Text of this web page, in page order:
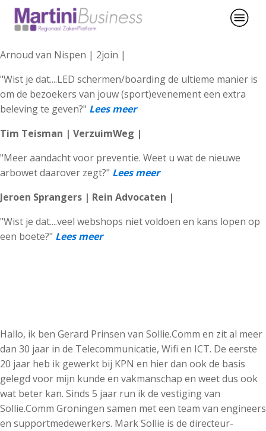
Arnoud van Nispen | 2join |
"Wist je dat....LED schermen/boarding de ultieme manier is
om de bezoekers van jouw (sport)evenement een extra
beleving te geven?" Lees meer
Tim Teisman | VerzuimWeg |
"Meer aandacht voor preventie. Weet u wat de nieuwe
arbowet daarover zegt?" Lees meer
Jeroen Sprangers | Rein Advocaten |
"Wist je dat....veel webshops niet voldoen en kans lopen op
een boete?" Lees meer
Hallo, ik ben Gerard Prinsen van Sollie.Comm en zit al meer
dan 30 jaar in de Telecommunicatie, Wifi en ICT. De eerste
20 jaar heb ik gewerkt bij KPN en hier dan ook de basis
gelegd voor mijn kunde en vakmanschap en weet dus ook
wat beter kan. Sinds 5 jaar run ik de vestiging van
Sollie.Comm Groningen samen met een team van engineers
en supportmedewerkers. Mark Sollie is de directeur-